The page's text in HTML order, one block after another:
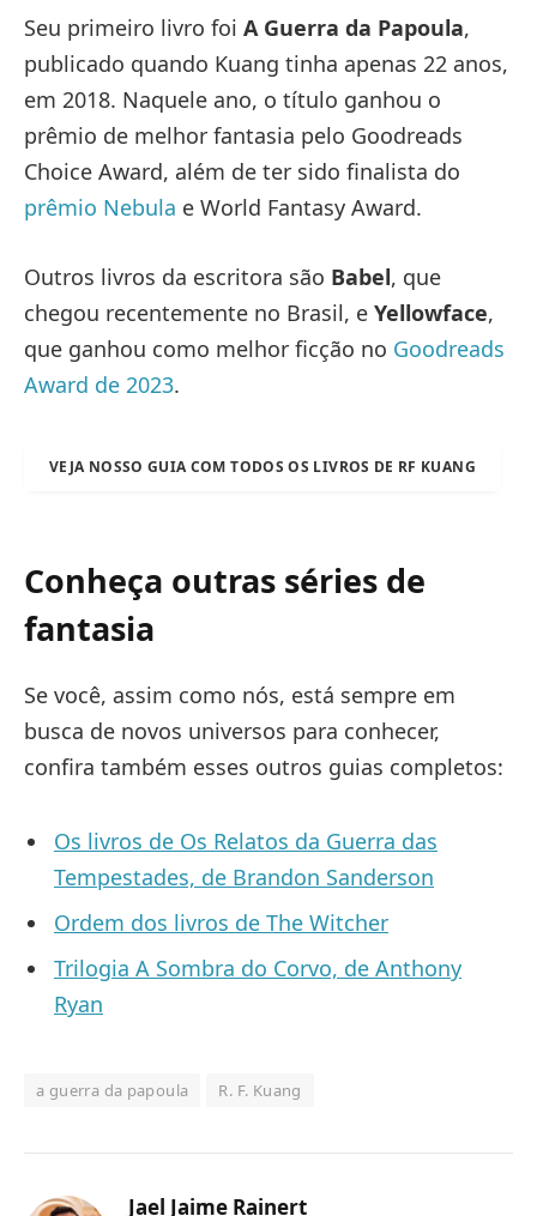
Seu primeiro livro foi A Guerra da Papoula,
publicado quando Kuang tinha apenas 22 anos,
em 2018. Naquele ano, o título ganhou o
prêmio de melhor fantasia pelo Goodreads
Choice Award, além de ter sido finalista do
prêmio Nebula e World Fantasy Award.
Outros livros da escritora são Babel, que
chegou recentemente no Brasil, e Yellowface,
que ganhou como melhor ficção no Goodreads
Award de 2023.
VEJA NOSSO GUIA COM TODOS OS LIVROS DE RF KUANG
Conheça outras séries de
fantasia
Se você, assim como nós, está sempre em
busca de novos universos para conhecer,
confira também esses outros guias completos:
Os livros de Os Relatos da Guerra das
Tempestades, de Brandon Sanderson
Ordem dos livros de The Witcher
Trilogia A Sombra do Corvo, de Anthony
Ryan
a guerra da papoula R. F. Kuang
Jael Jaime Rainert